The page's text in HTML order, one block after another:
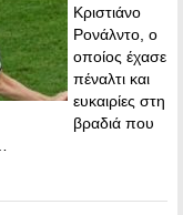
Κριστιάνο
Ρονάλντο, ο
οποίος έχασε
πέναλτι και
ευκαιρίες στη
βραδιά που